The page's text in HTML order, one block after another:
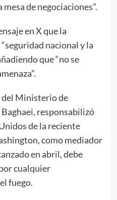
de negociaciones”.
en X que la
nacional y la
que “no se
del Ministerio de
responsabilizó
de la reciente
como mediador
en abril, debe
cualquier
fuego.